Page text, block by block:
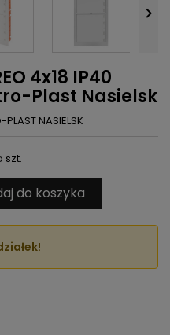

4x18 IP40
Plast Nasielsk
PLAST NASIELSK
szt.
do koszyka